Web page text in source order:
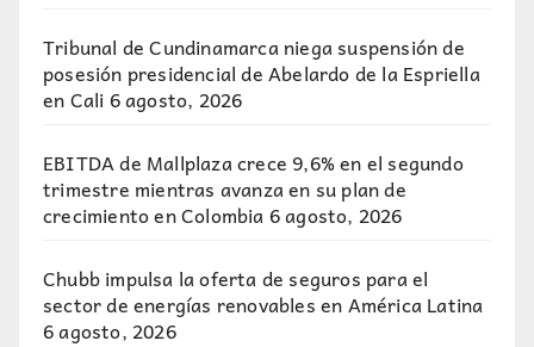
Tribunal de Cundinamarca niega suspensión de
posesión presidencial de Abelardo de la Espriella
en Cali 6 agosto, 2026
EBITDA de Mallplaza crece 9,6% en el segundo
trimestre mientras avanza en su plan de
crecimiento en Colombia6 agosto, 2026
Chubb impulsa la oferta de seguros para el
sector de energías renovables en América Latina
6 agosto, 2026